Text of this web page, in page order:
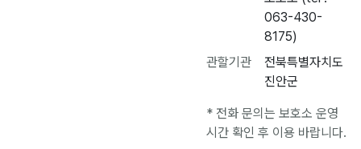
063-430-
8175)
관할기관
전북특별자치도
진안군
* 전화 문의는 보호소 운영
시간 확인 후 이용 바랍니다.